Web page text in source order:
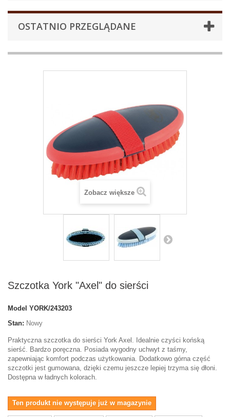
OSTATNIO PRZEGLĄDANE
Zobacz większe
Szczotka York "Axel" do sierści
Model YORK/243203
Stan: Nowy
Praktyczna szczotka do sierści York Axel. Idealnie czyści końską
sierść. Bardzo poręczna. Posiada wygodny uchwyt z taśmy,
zapewniając komfort podczas użytkowania. Dodatkowo górna część
szczotki jest gumowana, dzięki czemu jeszcze lepiej trzyma się dłoni.
Dostępna w ładnych kolorach.
Ten produkt nie występuje już w magazynie